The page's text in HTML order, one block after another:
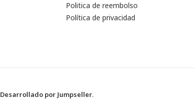
Politica de reembolso
Política de privacidad
Desarrollado por Jumpseller.